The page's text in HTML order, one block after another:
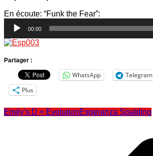
En écoute: “Funk the Fear”:
00:00
Partager :
WhatsApp Telegram
Plus
Emily's D + EvolutionEsperanza Spalding